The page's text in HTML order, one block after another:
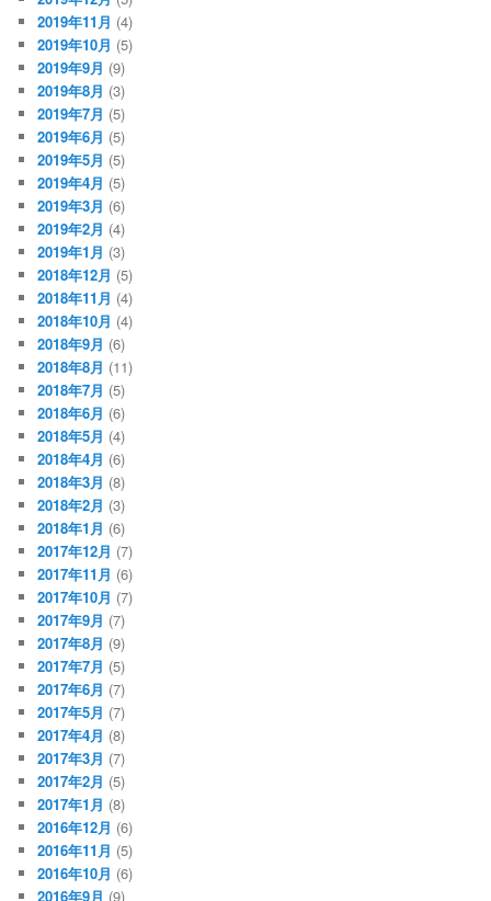
2019年11月 (4)
2019年10月 (5)
2019年9月 (9)
2019年8月 (3)
2019年7月 (5)
2019年6月 (5)
2019年5月 (5)
2019年4月 (5)
2019年3月 (6)
2019年2月 (4)
2019年1月 (3)
2018年12月 (5)
2018年11月 (4)
2018年10月 (4)
2018年9月 (6)
2018年8月 (11)
2018年7月 (5)
2018年6月 (6)
2018年5月 (4)
2018年4月 (6)
2018年3月 (8)
2018年2月 (3)
2018年1月 (6)
2017年12月 (7)
2017年11月 (6)
2017年10月 (7)
2017年9月 (7)
2017年8月 (9)
2017年7月 (5)
2017年6月 (7)
2017年5月 (7)
2017年4月 (8)
2017年3月 (7)
2017年2月 (5)
2017年1月 (8)
2016年12月 (6)
2016年11月 (5)
2016年10月 (6)
2016年9月 (9)